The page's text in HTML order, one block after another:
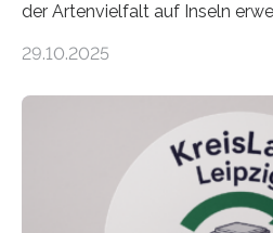
der Artenvielfalt auf Inseln
Beobachtungen im
Oldenburg befassen sich
Ökosystem gedeiht – und wie
verlässlich prognostizieren
„DynaCom“: Die Deutsche
(DFG) fördert das Anfang 2019
29.10.2025